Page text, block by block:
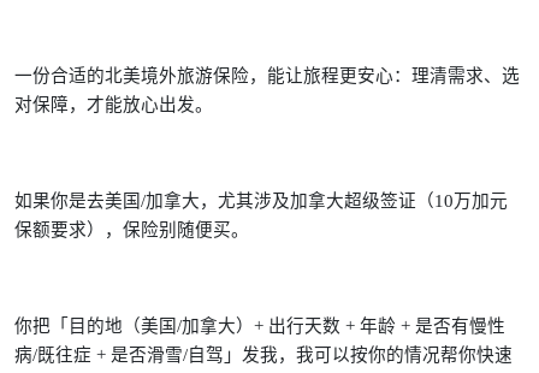
一份合适的北美境外旅游保险，能让旅程更安心：理清需求、选
对保障，才能放心出发。
如果你是去美国/加拿大，尤其涉及加拿大超级签证（10万加元
保额要求），保险别随便买。
你把「目的地（美国/加拿大）+ 出行天数 + 年龄 + 是否有慢性
病/既往症 + 是否滑雪/自驾」发我，我可以按你的情况帮你快速